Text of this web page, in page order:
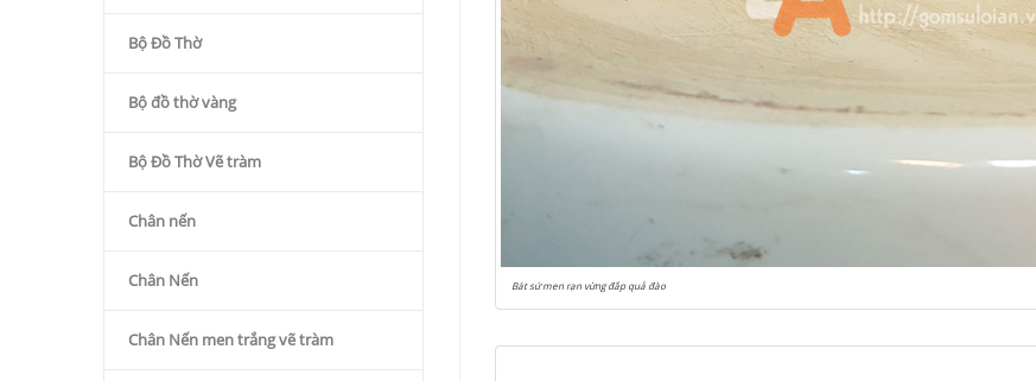
Bộ Đồ Thờ
Bộ đồ thờ vàng
Bộ Đồ Thờ Vẽ tràm
Chân nến
Chân Nến
Chân Nến men trắng vẽ tràm
Bát sứ men rạn vừng đắp quả đào